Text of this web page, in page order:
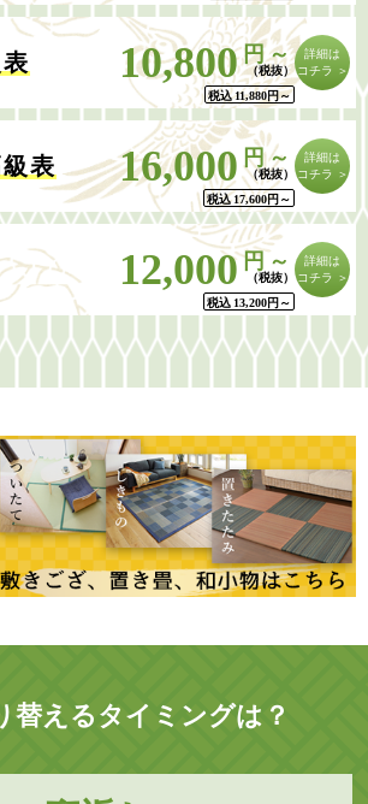
10,800円～
税込11,880円～
詳細は
コチラ ＞
表 16,000 円～
税込 17,600円 ～
詳細は
コチラ ＞
12,000円～
税込 13,200円 ～
詳細は
コチラ ＞
替えるタイミングは？